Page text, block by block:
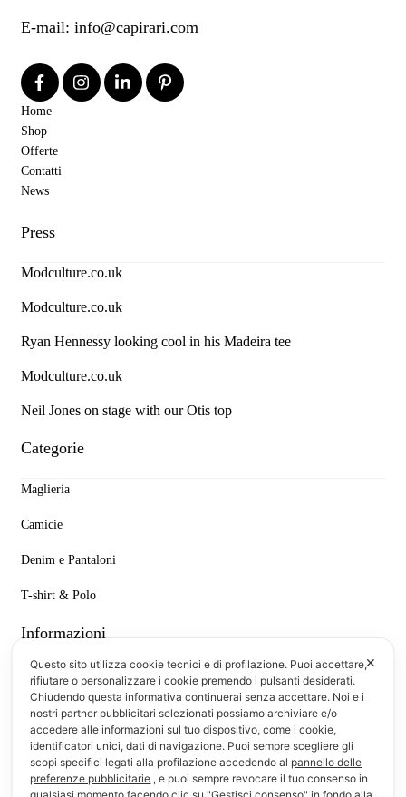
E-mail: info@capirari.com
Home
Shop
Offerte
Contatti
News
Press
Modculture.co.uk
Modculture.co.uk
Ryan Hennessy looking cool in his Madeira tee
Modculture.co.uk
Neil Jones on stage with our Otis top
Categorie
Maglieria
Camicie
Denim e Pantaloni
T-shirt & Polo
Informazioni
F.A.Q.
Modalità di pagamento
Modalità di consegna e reso
Chi siamo
✕
Questo sito utilizza cookie tecnici e di profilazione. Puoi accettare,
rifiutare o personalizzare i cookie premendo i pulsanti desiderati.
Chiudendo questa informativa continuerai senza accettare. Noi e i
nostri partner pubblicitari selezionati possiamo archiviare e/o
accedere alle informazioni sul tuo dispositivo, come i cookie,
identificatori unici, dati di navigazione. Puoi sempre scegliere gli
scopi specifici legati alla profilazione accedendo al pannello delle
preferenze pubblicitarie , e puoi sempre revocare il tuo consenso in